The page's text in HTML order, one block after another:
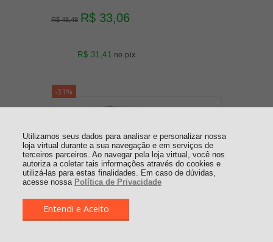
Utilizamos seus dados para analisar e personalizar nossa
loja virtual durante a sua navegação e em serviços de
terceiros parceiros. Ao navegar pela loja virtual, você nos
autoriza a coletar tais informações através do cookies e
utilizá-las para estas finalidades. Em caso de dúvidas,
acesse nossa Política de Privacidade
Entendi e Aceito
R$ 48,49 R$ 33,06
R$ 31,41 no pix
-31%